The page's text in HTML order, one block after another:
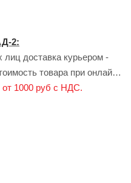
2:
доставка курьером -
товара при онлайн
1000 руб с НДС.
для физических лиц в